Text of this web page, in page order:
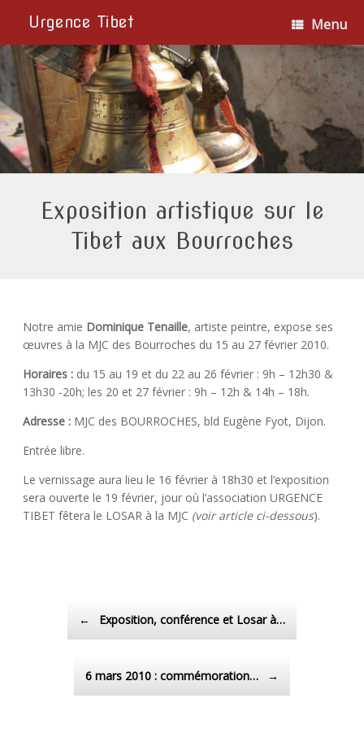
Urgence Tibet Menu
Exposition artistique sur le
Tibet aux Bourroches
Notre amie Dominique Tenaille, artiste peintre, expose ses
œuvres à la MJC des Bourroches du 15 au 27 février 2010.
Horaires : du 15 au 19 et du 22 au 26 février : 9h – 12h30 &
13h30 -20h; les 20 et 27 février : 9h – 12h & 14h – 18h.
Adresse : MJC des BOURROCHES, bld Eugène Fyot, Dijon.
Entrée libre.
Le vernissage aura lieu le 16 février à 18h30 et l’exposition
sera ouverte le 19 février, jour où l’association URGENCE
TIBET fêtera le LOSAR à la MJC (voir article ci-dessous).
← Exposition, conférence et Losar à…
6 mars 2010 : commémoration… →